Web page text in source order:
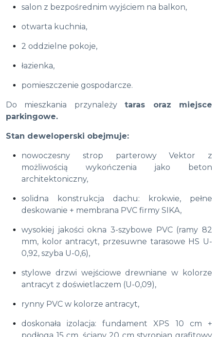
salon z bezpośrednim wyjściem na balkon,
otwarta kuchnia,
2 oddzielne pokoje,
łazienka,
pomieszczenie gospodarcze.
Do mieszkania przynależytaras oraz miejsce
parkingowe.
Stan deweloperski obejmuje:
nowoczesny strop parterowy Vektor z
możliwością wykończenia jako beton
architektoniczny,
solidna konstrukcja dachu: krokwie, pełne
deskowanie + membrana PVC firmy SIKA,
wysokiej jakości okna 3-szybowe PVC (ramy 82
mm, kolor antracyt, przesuwne tarasowe HS U-
0,92, szyba U-0,6),
stylowe drzwi wejściowe drewniane w kolorze
antracyt z doświetlaczem (U-0,09),
rynny PVC w kolorze antracyt,
doskonała izolacja: fundament XPS 10 cm +